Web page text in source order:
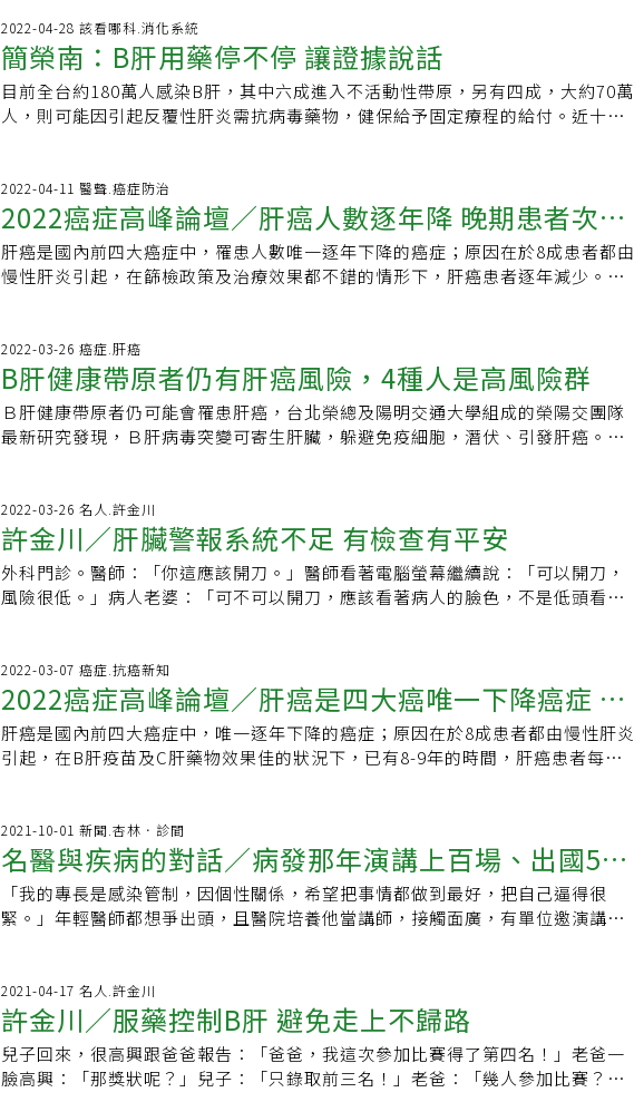
病毒活化，病情急性發作，此類患者年齡為20至50多歲。2.另一族群是肝炎患者
經治療後，病情獲得控制，但停藥後卻忘記追蹤，病情再次發作。胡瑞庭則在臨
床上曾收治服用抗黴菌藥物引發猛爆性肝炎的案例，為一名女性服用抗黴菌藥物
治療黴菌，第一次治療沒有出現異常，隨後再次服藥，就出現猛爆性肝炎，還差
必不要服用，避免引發猛爆性肝炎。至於一般人常說「工作過勞、壓力過大容易
引發猛爆性肝炎」，蘇建維說，這些都是誘發因素，還是要患者帶有肝炎、未定
期追蹤、服用來路不明藥物等情況，才可能引起猛爆性肝炎。肝功能失調導致全
身出現問題 最嚴重肝昏迷蘇建維說，肝臟功能分為合成營養、代謝及排毒，如吃
東西後，食物營養經腸胃道吸收，再由肝臟轉化成對身體有用的物質，而肝臟也
等，甚至使免疫力變差，增加感染機會，進而引發敗血症。蘇建維說，如肝功能
失調時，體內膽汁排謝、代謝困難，而出現皮膚、眼睛等變黃的黃疸症狀，另肝
功能失調無法製造白蛋白等蛋白質，當血液中蛋白質不足滲透壓改變，就會引起
下肢水腫、腹水，而肝功能失調也會讓肝臟無法製造凝血因子，容易引發體內出
展而出現意識型態改變，陷入昏迷。猛爆性肝炎治療方面，蘇建維說，可使用抗
病毒藥物，同時針對症狀治療，如補充白蛋白等，若病情嚴重還需進行肝臟移植
評估，因延誤治療死亡率高達3至5成。預防猛爆性肝炎 從這些事做起如何預防猛
爆性肝炎？胡瑞庭表示，應先進行檢查了解自己有無罹患B肝或C肝，是否屬於高
風險族群，目前政府針對45至79歲民眾，終生提供一次免費檢查B、C肝服務，可
說法，目前於醫學尚無實證，但生活作息正常應可保持免疫系統完整性，對於避
免肝功能失調應有幫忙。一旦出現倦怠、疲累、胃口不佳等症狀，應速就醫檢
查，針對有B、C肝炎病史或酒癮等，應定期抽血、超音波檢查，及早發現肝功能
指數是否有異常，便免日後出現肝癌或肝硬化。一般慢性肝炎病史患者應每6個月
檢查一次，已有肝硬化者應每3至4個月檢查一次。(責任編輯葉姿岑)
多哀傷的景象，許金川依然心痛。肝病被當肝火旺，自服中草藥愈吃愈糟。台大
是最早開始做肝病防治的醫院，從篩檢到衛教，一步步做。許金川說，當時國人
深信肝病就是肝火旺，被診斷後常常自行服用中藥，或認為草藥能強健肝臟。台
大醫院種植好多棵橄欖樹，病患與家屬爭相撿葉子，說是吃了會恢復肝功能，病
情愈弄愈糟。推廣肝病認知的過程中，又發現患者對「感染」認知高度不足。從
議乾脆成立基金會，走出診間，運用各界力量加強宣導，或能夠及早發現帶原
者，及早監測與治療。籌設基金會到處募款，「面紅耳赤」也要堅持。基金會需
要足夠經費。許金川的家人回到他家鄉屏東東港向親朋好友募資一百多萬元，但
遠不足成立基金會至少要一千萬元的門檻。恰巧當時有新聞報導敘述中央研究院
是也向他們兩位募資呢？許金川陷入天人交戰。因為許金川和兩位病患雖然相處
如朋友，但是過去只有病患有求於醫師，現在卻要醫師向病人請求金援，許金川
很為難，想不出來怎麼開口。「基金會不能半途而廢，」許金川鼓勵自己。在何
壽川、陳由豪兩人看診前兩周，許金川終於發了一封電郵說明原委；但在診間看
到兩位患者時，他面紅耳赤說不出一個字，好在兩人主動表示願意各自捐出五百
患者在病房跪下求他的身影，他終究還是選擇勇往直前。肝基會設立以來，在全
國各個鄉鎮村里開辦免費肝病暨肝癌篩檢，公義的道路拓展得有聲有色，更於
2017年獲得醫療奉獻獎團體獎。笑稱醫界兩位「金川」，自己是沒人認識的那
位。許金川說自己是任性又有想法的學生，住院醫師期間，時常被恩師宋瑞樓叫
數，居所有住院醫師之冠，再看看同事們完成的病歷都被收起來，他也把病歷收
起來假裝完成，被恩師識破，少不得一頓訓示。後來，恩師拜託他優先看某一位
患者，他因為這位患者不符合優先的定義而拒絕。他以為一直惹麻煩的自己會被
記仇，恩師卻完全沒有。對於他成立基金會，宋瑞樓是永遠的支持者。醫界有兩
位著名的「金川」，一位是許金川，另一位是去年獲得醫療奉獻獎特殊貢獻獎的
想婉拒，但想到得獎可以有機會擴大宣傳「消滅肝病」，才高興地答應。訂下十
年消滅肝病 ，推出免費腹部超音波篩檢。許金川訂下「十年消滅肝病」的目標，
也推出「今年超了沒？免費肝炎肝癌腹部超音波篩檢」活動。許金川解釋，政府
喊出「2025年消滅C肝，感染率歸零」不等於消滅了肝病。肝基會推動40歲以上
成人每年一次腹部超音波，B、C肝帶原者每半年一次，才能大幅減少肝癌對國人
十年滅肝病的目標如期達成，十年後的今天讓他親眼看見肝炎病毒消失，自己這
輩子的努力能開花結果，台灣人不必再為肝病所苦。許金川小檔案年齡：74歲出
生地：屏東學歷：台灣大學醫學院醫學系、臨床醫學研究所現職：台灣大學醫學
院名譽教授財團法人肝病防治學術基金會董事長財團法人全民健康基金會董事長
醫療財團法人好心肝基金會董事長經歷：肝病防治學術基金會執行長台大醫學院
致許多慢性肝炎病毒感染者因害怕被旁人知道自身病史，不願回診追蹤；更有不
少人不願意接受慢性肝炎病毒篩檢，認為沒有篩檢就沒有疾病。高雄醫學大學附
設醫院肝炎防治中心主任黃志富表示，疾病照護鏈為「正確認知、醫療協助、診
斷及治療」，其中最大的障礙在於「認知」，對於幾乎沒有症狀的肝炎患者來
天腹部劇痛，被送至急診，確診末期肝癌，腫瘤破裂，這也是他生平首次使用健
保卡，住院不到三個月，遺憾而往生。「治療B肝可預防肝硬化和肝癌。」黃志富
表示，國內35歲以上未接種B肝疫苗的感染者應積極治療，現行台灣B肝治療給付
三年口服抗病毒藥物，對大部分正在治療的患者而言，常被迫中斷治療，造成很
大困擾。近二、三十年，政府全面開打B肝疫苗、健保給付口服抗病毒藥物、免費
為，唯有從小扎根，才能避免肝炎患者遭汙名化，願意出面篩檢及治療。
氛，現在…。」男女不同，在性方面男性主動，女性被動，好比是足球比賽，男
性是進攻球員，一直要把球踢進球門，女性守衛球門，不讓球入球門，因為一旦
踢入球門，女性就要懷胎十個月，接下來生育、養育代價不可謂不大，這是造物
者的設計。但要踢入球門，通常要有感情的基礎，要有情調，有氣氛，這是造物
者的設計，也就是人性。了解人性，知彼知己，才能家和萬事興，兩性和平相
作，或夜晚女性穿著太暴露又走暗路，也會激起男性的獸性。有些情形是藥物引
起的，例如有些腦神經的藥物也有這個副作用，或腦部長了瘤，或男性生殖性神
經受了刺激等，都會造成獸性壓過理性。近年來新冠疫情籠罩全球，它經由空氣
傳染，速度快，要防範它，眾人皆知就是戴口罩及打疫苗，或中了以後服用抗病
口，或即使有傷口，沒接觸到含有B肝病毒的血液，就不會感染。但在致病力上，
B肝病毒就毒得多了，感染B肝病毒者，有些人會變成猛爆性肝炎，這是少數，但
大多數人病毒潛伏在血液及肝臟內，變成慢性帶原者，這些帶原者可能有一天急
性發作變成猛爆性肝炎，或變成慢性肝炎，或變成肝硬化，久而久之甚至變成肝
癌，此時通常在感染B肝二、三十年以上。但偏偏肝臟內部沒有痛覺神經，再加上
做腹部超音波檢查是非常重要的，好比懂得女性心理，才不會被老婆帶去求醫，
只是不是看身心科，而是看肝膽科的醫師，事情就不太妙了！●肝病防治學術基
金會定期出版好心肝會刊、並發行B型C型肝炎暨肝癌治療小手冊，最新的好心肝
會刊已出版，歡迎來電索閱。若您有肝病醫療問題請洽本會免費肝病諮詢專線
2022-04-28 該看哪科.消化系統
簡榮南：B肝用藥停不停 讓證據說話
目前全台約180萬人感染B肝，其中六成進入不活動性帶原，另有四成，大約70萬
人，則可能因引起反覆性肝炎需抗病毒藥物，健保給予固定療程的給付。近十年
疫疾病 可先觀察B肝是去氧核醣核酸（DNA）病毒，本身無致病性，之所以引起
肝病，肇因於宿主的免疫T細胞反覆性攻擊帶有B肝病毒的肝細胞，引起肝細胞凋
亡及纖維化。所以，B肝患者不同於愛滋病或C肝患者，後兩者屬病毒疾病，治療
原則為只要有病毒存在，就必須藥物治療。反之，B肝屬免疫疾病，當患者發生肝
功能（ALT或GPT）上升，臨床應觀察三個月，判斷宿主有無機會產生自發性免疫
（cccDNA），可以斬草，卻無法除根。反觀宿主的免疫功能，是目前清除
cccDNA的唯一利器，在健保規範下經固定療程後停藥，若肝炎復發，剛好給宿
主根除B肝病毒的機會。抗病毒藥物治療的終極目標為B型肝炎表面抗原
（HBsAg）消失，即幾近痊癒。但要長期服藥到HBsAg消失，每年的機率僅
毒藥物，目前規範，e抗原（HBeAg）陰性患者可接受口服抗病毒藥物治療三
年，治療中需驗三次B肝病毒（HBV DNA），每次間隔六個月，若均為陰性即可
停藥。停藥後，一年內有21%可維持肝功能正常及有效抑制病毒，每年有
6%HBsAg消失；19%病毒復發但肝功能正常，不需治療，每年也有2.2%達到
HBsAg消失。另外，有22%肝功能上升及病毒復發，但暫不治療，每年有3.2%達
肝臟代償不全甚或肝衰竭。但根據國內外統合性文獻發表（證據等級第一級），
其機率均小於1%，因而死亡病例更少，後者可經由規律且密集追蹤和及時治療來
減少其發生。最近台大研究指出，在非肝硬化患者，固定療程與長期用藥相較，
五年肝癌發生率分別為1.3%與2.2%，兩組均無發生肝臟代償不全，HBsAg消失
其五年肝癌發生率，固定療程為7.5%，長期用藥卻達12.5%，發生肝臟代償不全
分別為3.7%與5.8%。由此來看，比起長期用藥，固定療程有優越的安全性及療
效。目前固定療程的藥物治療，確實大幅提升HBsAg消失機率，已引起歐洲肝臟
研究學會及美國肝臟研究學會重視，並加入相關B肝治療指引。28萬人不知自己
染B肝關於B肝治療，醫師的責任是治療要及時，可減少大部分的B肝代償不全，
須藉由篩檢弭平，政府的責任是找出這些患者接受追蹤及治療，如此則三贏，可
在2030年達成消滅B肝的神聖使命。
2022-04-11 醫聲.癌症防治
2022癌症高峰論壇／肝癌人數逐年降 晚期患者次世
代基因定序找治療機會
肝癌是國內前四大癌症中，罹患人數唯一逐年下降的癌症；原因在於8成患者都由
慢性肝炎引起，在篩檢政策及治療效果都不錯的情形下，肝癌患者逐年減少。台
癌、肝癌、乳癌這四大癌症，每年都至少各自奪走一萬多人性命。林宗哲指出，
這四大萬人癌症中，只有肝癌有逐年下降的趨勢，預估在未來廿年，肝癌的致病
因子會從B、C肝等慢性肝炎，改成脂肪肝、酒精性肝炎及代謝症候群。曾經是國
病的肝病在篩檢上有國家政策支持，45歲以上民眾一生中有一次可以檢測是否是
B、C型肝炎帶原者，所有新生兒也一律接受B型肝炎疫苗接種，因此經由母子垂
人。林宗哲指出，預防肝癌發生得從源頭開始，把慢性肝炎患者找出來後進行治
療，是預防肝癌最效的方式，尤其目前B、C肝炎的治療效果很好，尤其慢性Ｃ肝
炎是可以治癒的疾病。不過，民眾若是B肝的帶原者，則需要每3至6個月進行肝
功能及胎兒蛋白檢查，每3至12個月得進行超音波檢查，就是希望定期檢查能早期
期，現在有標靶藥治療，能延長到6個月；另外，免疫治療也讓晚期患者存活率提
升至2年。另外，晚期肝癌患者還可能面臨抗藥性問題，這時或許可藉由次世代基
因定序找出可以配對成功的藥物。林宗哲解釋，人有指紋，腫瘤也有指紋，以前
要找出基因突變，得一次驗一個，但腫瘤檢體驗沒幾次就沒有了，而次世代基因
定序是一次可以檢測幾百個基因，是精準的對症下藥，但肝癌不若肺癌有那麼多
2022-03-26 癌症.肝癌
B肝健康帶原者仍有肝癌風險，4種人是高風險群
Ｂ肝健康帶原者仍可能會罹患肝癌，台北榮總及陽明交通大學組成的榮陽交團隊
最新研究發現，Ｂ肝病毒突變可寄生肝臟，躲避免疫細胞，潛伏、引發肝癌。逾
醫學研究部研究員梁毓津研究發現，帶有PreS/S基因突變的Ｂ肝病毒株，病毒表
面抗原可躲避免疫辨識，病毒無法有效釋放至血液中，反堆積在肝細胞，當肝細
胞凋亡後，最終演變成肝癌，此研究發表於「肝臟學（Hepatology）」。台北榮
總醫學研究部特約主治醫師吳肇卿說，此研究修正過去觀念，以往被認為健康帶
原的人，仍有發生肝癌的風險。吳肇卿與博士班研究生、林口長庚醫院肝膽腸胃
於臨床，將適合醫師評估病人發生肝癌的危險機率與抗病毒藥物的效益，幫助健
保署在較符合成本效益下，擴大Ｂ肝病人的抗病毒藥物給付。
2022-03-26 名人.許金川
許金川／肝臟警報系統不足 有檢查有平安
外科門診。醫師：「你這應該開刀。」醫師看著電腦螢幕繼續說：「可以開刀，
風險很低。」病人老婆：「可不可以開刀，應該看著病人的臉色，不是低頭看病
一照，竟然發現了一顆5公分大的腫瘤。病人太太說：「他很注重飲食，也經常運
動，也不吃偏方草藥，目前也能照吃照喝，體力也很好，怎麼還會長出肝癌來
呢？而且已經5公分了！他肝功能不是一直很正常嗎？」B型肝炎可怕的地方就在
於此，感染之後有一些人自己產生抗體，有15%左右B型肝炎病毒一直留在血液
成為帶原者，肝功能可能正常，也可能不正常，成為慢性肝炎，再變成肝硬化，
沒感覺，抽血沒異常，但因人體的警報系統不靈敏，不像有地震了，手機就會發
出警訊，因為人為的設計，地震時搖動了地表，偵測器再觸動了人為設計好的線
路，引發警報，傳到個人手機。地震不能防範，只能發警報提醒大家的注意，肝
臟的警報系統有肚子痛、黃疸、體重減輕，但都不是好的警報系統，只能靠定期
現代進步的科技如抽血及各種影像檢查，定期查勘一番，才能避免不幸。有檢查
有平安，也才不會發現腫瘤的時候，要求醫師要看著你的臉。●肝病防治學術基
金會定期出版好心肝會刊、並發行B型C型肝炎暨肝癌治療小手冊，最新的好心肝
會刊已出版，歡迎來電索閱。若您有肝病醫療問題請洽本會免費肝病諮詢專線
0800-000-583或上網：www.liver.org.tw查詢肝病相關資訊。
2022-03-07 癌症.抗癌新知
2022癌症高峰論壇／肝癌是四大癌唯一下降癌症 無
效治療者NGS找機會
肝癌是國內前四大癌症中，唯一逐年下降的癌症；原因在於8成患者都由慢性肝炎
引起，在B肝疫苗及C肝藥物效果佳的狀況下，已有8-9年的時間，肝癌患者每年
會。 大腸癌、肺癌、肝癌、乳癌這四大癌症，每年都至少各自奪走一萬多人性
命。台大癌醫中心分院癌症防治中心主任林宗哲指出，這四大萬人癌症中，只有
肝癌有逐年下降的趨勢，預估在未來20年肝癌的致病因子會從BC肝等慢性肝炎，
改成脂肪肝、酒精性肝炎及代謝症候群。曾經是國病的肝癌在診斷上，若B型肝炎
帶原者，可靠長期追踨，包括抽血驗胎兒蛋白及腹部超音波，林宗哲指出，但兩
病人必需定期追蹤的重要項目。不過，仍有少數長在邊角或類似良性組織的局部
顆粒增生，容易造成誤判；若浸潤型的肝癌也不易發現。少數的診斷盲點、B肝帶
原者疏於追蹤或從沒進行BC肝篩檢的患者，成了臨床上獨漏的肝癌患者。林宗哲
指出，隨著科技進步，肝癌的治療已有多種治療處方，但仍有特殊病人或極惡性
2021-10-01 新聞.杏林．診間
名醫與疾病的對話／病發那年演講上百場、出國5
次！名醫忽略疲倦 肝癌三期才發現
「我的專長是感染管制，因個性關係，希望把事情都做到最好，把自己逼得很
緊。」年輕醫師都想爭出頭，且醫院培養他當講師，接觸面廣，有單位邀演講也
覺得累2010年的9月，第一次發現身體不適，當時利用開會前一天抽空到美國波
士頓自由步道爬坡，以往我都能完整爬完，這次卻上氣不接下氣；同年11月底到
新加坡參加新藥研習，與同行醫師到烏節路逛街，因不太舒服，到一家飲料店休
息近2小時，集合時間到卻被友人發現我滿頭大汗，其實就是體力變差了，容易覺
得累、冒虛汗。突然發高燒 上腹隱隱痛幾天後在加護病房值夜班，突然發高燒整
2021-04-17 名人.許金川
許金川／服藥控制B肝 避免走上不歸路
兒子回來，很高興跟爸爸報告：「爸爸，我這次參加比賽得了第四名！」老爸一
臉高興：「那獎狀呢？」兒子：「只錄取前三名！」老爸：「幾人參加比賽？」